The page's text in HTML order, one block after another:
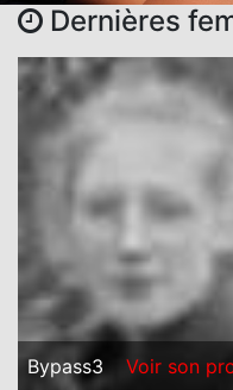
Dernières
Bypass3 Voir son